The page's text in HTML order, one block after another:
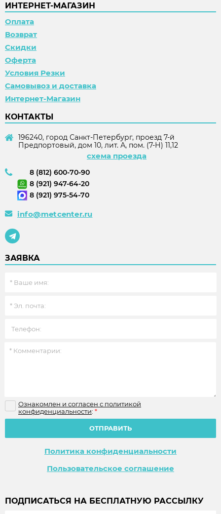
ИНТЕРНЕТ-МАГАЗИН
Оплата
Возврат
Скидки
Оферта
Условия Резки
Самовывоз и доставка
Интернет-Магазин
КОНТАКТЫ
196240, город Санкт-Петербург, проезд 7-й
Предпортовый, дом 10, лит. А, пом. (7-Н) 11,12
схема проезда
8 (812) 600-70-90
8 (921) 947-64-20
8 (921) 975-54-70
info@metcenter.ru
ЗАЯВКА
Ознакомлен и согласен с политикой
конфиденциальности: *
ОТПРАВИТЬ
Политика конфиденциальности
Пользовательское соглашение
ПОДПИСАТЬСЯ НА БЕСПЛАТНУЮ РАССЫЛКУ